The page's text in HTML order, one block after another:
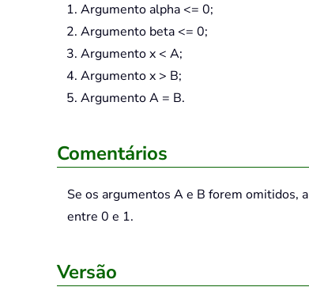
Argumento alpha <= 0;
Argumento beta <= 0;
Argumento x < A;
Argumento x > B;
Argumento A = B.
Comentários
Se os argumentos A e B forem omitidos,
entre 0 e 1.
Versão